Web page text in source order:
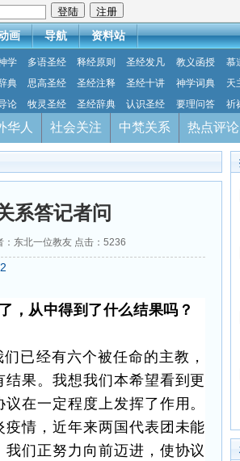
画 导航 资料站
学 多语圣经 释经原则 圣经发凡 教义函授 慕
典 思高圣经 圣经注释 圣经十讲 神学词典 天
论 牧灵圣经 圣经辞典 认识圣经 要理问答 祈
华人 社会关注 中梵关系 热点评论
系答记者问
东北一位教友 点击： 5236
，从中得到了什么结果吗？
已经有六个被任命的主教，
果。我想我们本希望看到更
在一定程度上发挥了作用。
情，近年来两国代表团未能
们正努力向前迈进，使协议